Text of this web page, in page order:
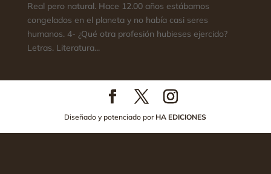
Real pero natural. Hace 12.00 años estábamos
congelados en el planeta y no había casi seres
humanos. 4- ¿Qué otra profesión hubieses ejercido?
Letras. Literatura...
Diseñado y potenciado por HA EDICIONES